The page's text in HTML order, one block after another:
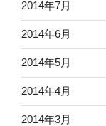
2014年7月
2014年6月
2014年5月
2014年4月
2014年3月